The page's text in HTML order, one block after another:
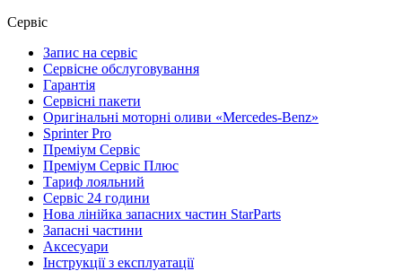
Сервіс
Запис на сервіс
Сервісне обслуговування
Гарантія
Сервісні пакети
Оригінальні моторні оливи «Mercedes-Benz»
Sprinter Pro
Преміум Сервіс
Преміум Сервіс Плюс
Тариф лояльний
Сервіс 24 години
Нова лінійка запасних частин StarParts
Запасні частини
Аксесуари
Інструкції з експлуатації